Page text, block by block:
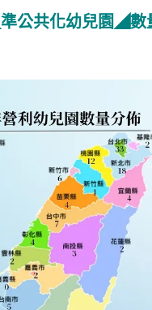
公共化幼兒園◢數